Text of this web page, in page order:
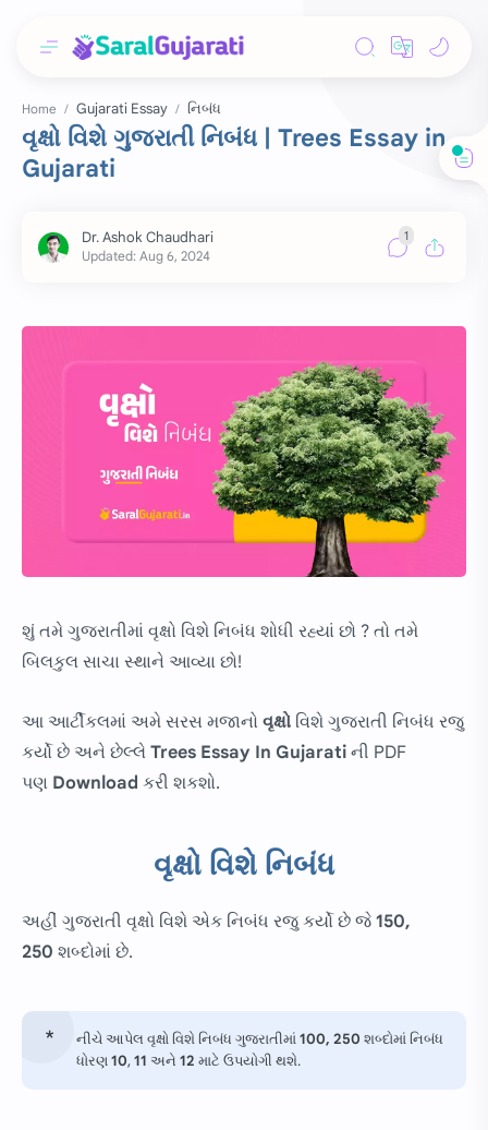
Home Gujarati Essay નિબંધ
વૃક્ષો વિશે ગુજરાતી નિબંધ | Trees Essay in
Gujarati
શું તમે ગુજરાતીમાં વૃક્ષો વિશે નિબંધ શોધી રહ્યાં છો ? તો તમે
બિલકુલ સાચા સ્થાને આવ્યા છો!
આ આર્ટીકલમાં અમે સરસ મજાનો વૃક્ષો વિશે ગુજરાતી નિબંધ રજુ
કર્યો છે અને છેલ્લે Trees Essay In Gujarati ની PDF
પણ Download કરી શકશો.
વૃક્ષો વિશે નિબંધ
અહીં ગુજરાતી વૃક્ષો વિશે એક નિબંધ રજુ કર્યો છે જે 150,
250 શબ્દોમાં છે.
નીચે આપેલ વૃક્ષો વિશે નિબંધ ગુજરાતીમાં100, 250 શબ્દોમાં નિબંધ
ધોરણ10,11 અને 12 માટે ઉપયોગી થશે.